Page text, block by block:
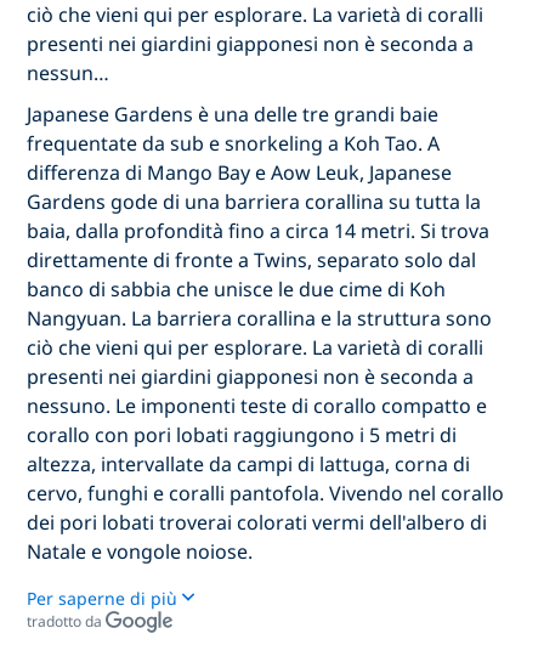
ciò che vieni qui per esplorare. La varietà di coralli
presenti nei giardini giapponesi non è seconda a
nessun…
Japanese Gardens è una delle tre grandi baie
frequentate da sub e snorkeling a Koh Tao. A
differenza di Mango Bay e Aow Leuk, Japanese
Gardens gode di una barriera corallina su tutta la
baia, dalla profondità fino a circa 14 metri. Si trova
direttamente di fronte a Twins, separato solo dal
banco di sabbia che unisce le due cime di Koh
Nangyuan. La barriera corallina e la struttura sono
ciò che vieni qui per esplorare. La varietà di coralli
presenti nei giardini giapponesi non è seconda a
nessuno. Le imponenti teste di corallo compatto e
corallo con pori lobati raggiungono i 5 metri di
altezza, intervallate da campi di lattuga, corna di
cervo, funghi e coralli pantofola. Vivendo nel corallo
dei pori lobati troverai colorati vermi dell'albero di
Natale e vongole noiose.
Per saperne di più
tradotto da